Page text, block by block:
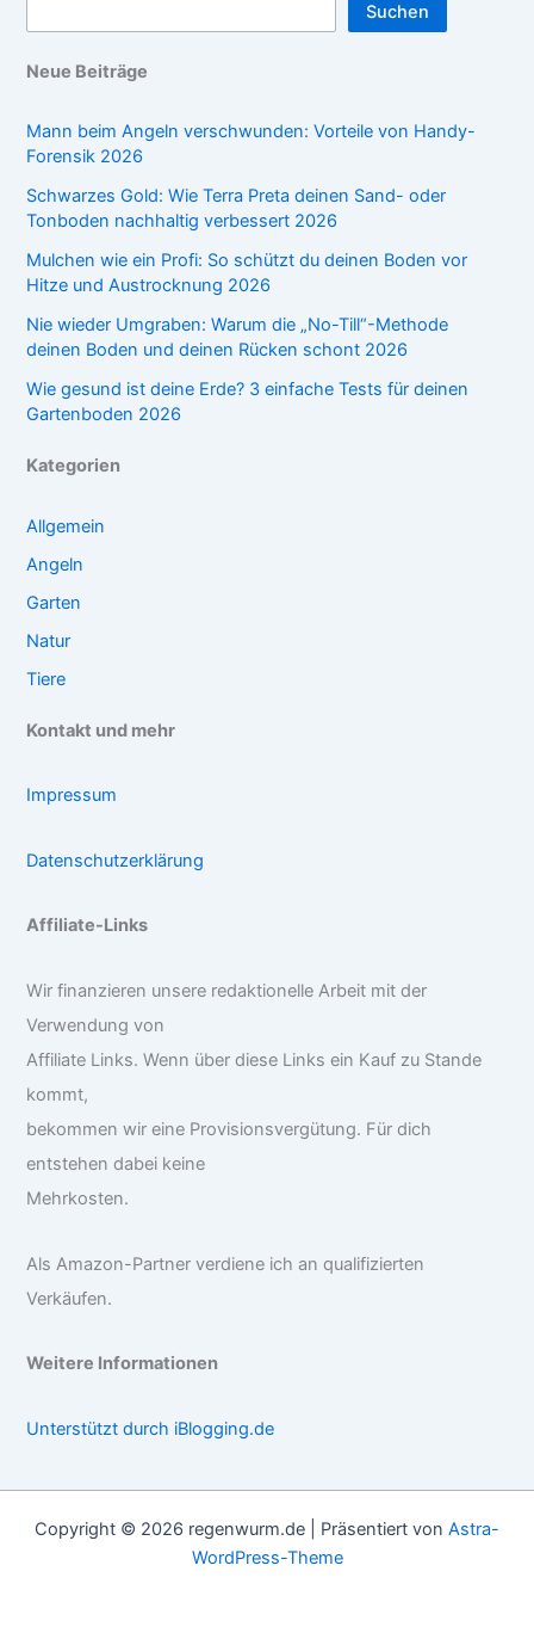
Suchen
Neue Beiträge
Mann beim Angeln verschwunden: Vorteile von Handy-
Forensik 2026
Schwarzes Gold: Wie Terra Preta deinen Sand- oder
Tonboden nachhaltig verbessert 2026
Mulchen wie ein Profi: So schützt du deinen Boden vor
Hitze und Austrocknung 2026
Nie wieder Umgraben: Warum die „No-Till“-Methode
deinen Boden und deinen Rücken schont 2026
Wie gesund ist deine Erde? 3 einfache Tests für deinen
Gartenboden 2026
Kategorien
Allgemein
Angeln
Garten
Natur
Tiere
Kontakt und mehr
Impressum
Datenschutzerklärung
Affiliate-Links
Wir finanzieren unsere redaktionelle Arbeit mit der
Verwendung von
Affiliate Links. Wenn über diese Links ein Kauf zu Stande
kommt,
bekommen wir eine Provisionsvergütung. Für dich
entstehen dabei keine
Mehrkosten.
Als Amazon-Partner verdiene ich an qualifizierten
Verkäufen.
Weitere Informationen
Unterstützt durch iBlogging.de
Copyright © 2026 regenwurm.de | Präsentiert von Astra-
WordPress-Theme